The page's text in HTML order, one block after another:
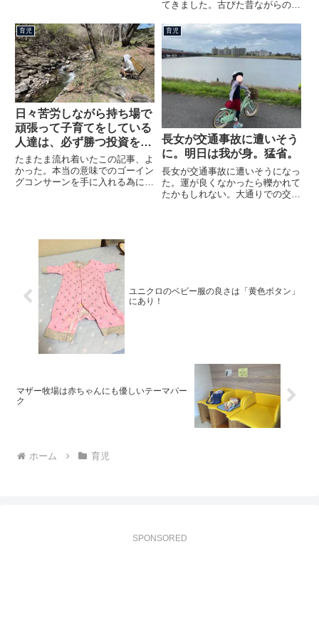
も何度か行ったことはあります
が、ベビーコナーにはいったこと
ありませんでした。
てきました。古びた昔ながらの牧
た。観客を楽しませようとする仕
掛けなどが随所に織り込まれてい
たのです。そんな中でも一番感動
したのが、赤ちゃんファミリー
育児
日々苦労しながら持ち場で
頑張って子育てをしている
人達は、必ず勝つ投資をし
ている
たまたま流れ着いたこの記事、よ
かった。本当の意味でのゴーイン
グコンサーンを手に入れる為に家
ては大変なことばかりだし、手
育児
長女が交通事故に遭いそう
に。明日は我が身。猛省。
長女が交通事故に遭いそうになっ
た。運が良くなかったら轢かれて
たかもしれない。大通りでの交差
ユニクロのベビー服の良さは「黄色ボタン」
にあり！
マザー牧場は赤ちゃんにも優しいテーマパー
ク
ホーム 育児
SPONSORED